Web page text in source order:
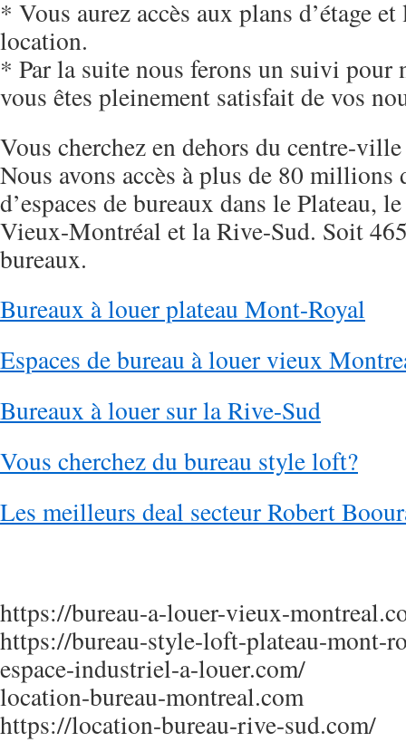
* Vous aurez accès aux plans d’étage
location.
* Par la suite nous ferons un suivi pour
vous êtes pleinement satisfait de vos
Vous cherchez en dehors du centre-
Nous avons accès à plus de 80 millions
d’espaces de bureaux dans le Plateau,
Vieux-Montréal et la Rive-Sud. Soit
bureaux.
Bureaux à louer plateau Mont-Royal
Espaces de bureau à louer vieux
Bureaux à louer sur la Rive-Sud
Vous cherchez du bureau style loft?
Les meilleurs deal secteur Robert
https://bureau-a-louer-vieux-
https://bureau-style-loft-plateau-mont-
espace-industriel-a-louer.com/
location-bureau-montreal.com
https://location-bureau-rive-sud.com/